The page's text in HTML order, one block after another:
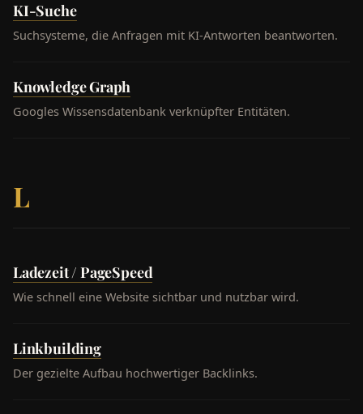
KI-Suche
Suchsysteme, die Anfragen mit KI-Antworten beantworten.
Knowledge Graph
Googles Wissensdatenbank verknüpfter Entitäten.
L
Ladezeit / PageSpeed
Wie schnell eine Website sichtbar und nutzbar wird.
Linkbuilding
Der gezielte Aufbau hochwertiger Backlinks.